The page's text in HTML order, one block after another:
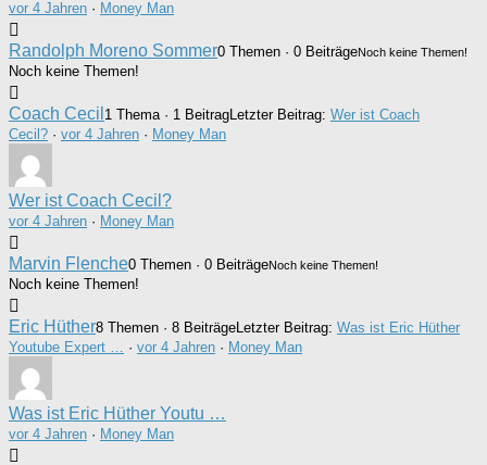
vor 4 Jahren · Money Man
Randolph Moreno Sommer0 Themen · 0 BeiträgeNoch keine Themen!
Noch keine Themen!
Coach Cecil 1 Thema · 1 BeitragLetzter Beitrag: Wer ist Coach
Cecil? · vor 4 Jahren · Money Man
Wer ist Coach Cecil?
vor 4 Jahren · Money Man
Marvin Flenche0 Themen · 0 BeiträgeNoch keine Themen!
Noch keine Themen!
Eric Hüther8 Themen · 8 BeiträgeLetzter Beitrag: Was ist Eric Hüther
Youtube Expert …
· vor 4 Jahren · Money Man
Was ist Eric Hüther Youtu …
vor 4 Jahren · Money Man